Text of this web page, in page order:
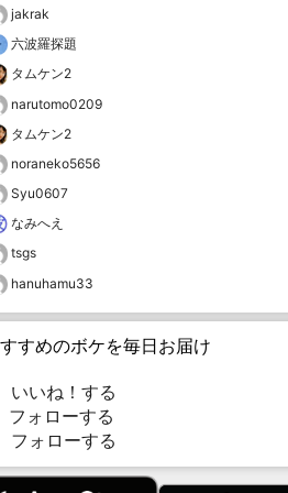
jakrak
六波羅探題
タムケン2
narutomo0209
タムケン2
noraneko5656
Syu0607
なみへえ
tsgs
hanuhamu33
すめのボケを毎日お届け
いいね！する
ォローする
フォローする